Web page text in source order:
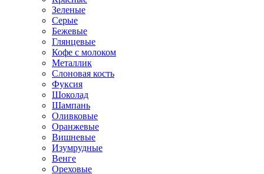
Зеленые
Серые
Бежевые
Глянцевые
Кофе с молоком
Металлик
Слоновая кость
Фуксия
Шоколад
Шампань
Оливковые
Оранжевые
Вишневые
Изумрудные
Венге
Ореховые